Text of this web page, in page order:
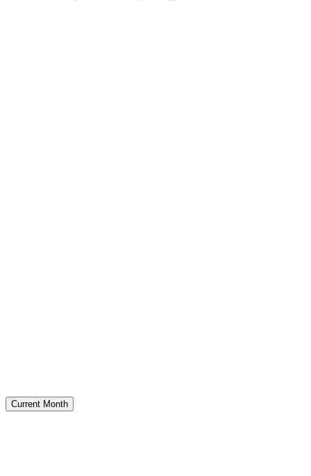
Current Month